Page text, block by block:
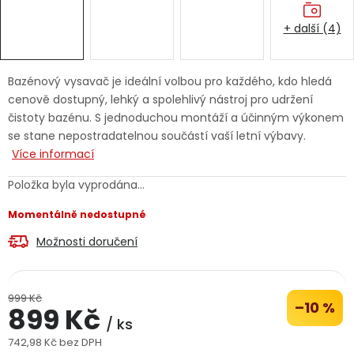
Výprodej
Značky
Velkoobchodní spolupráce (B2B)
Doprava a platba Kontakt
Bazénový vysavač je ideální volbou pro každého, kdo hledá
cenově dostupný, lehký a spolehlivý nástroj pro udržení
čistoty bazénu. S jednoduchou montáží a účinným výkonem
se stane nepostradatelnou součástí vaší letní výbavy.
Více informací
Položka byla vyprodána…
Momentálně nedostupné
Možnosti doručení
999 Kč –10 %
899 Kč / ks
742,98 Kč bez DPH
+ další (4)